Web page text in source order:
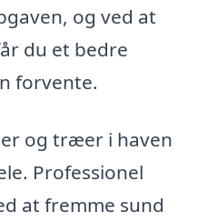
og ved at
du et bedre
forvente.
og træer i haven
Professionel
at fremme sund